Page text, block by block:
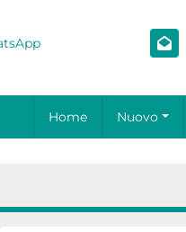
Home Nuovo